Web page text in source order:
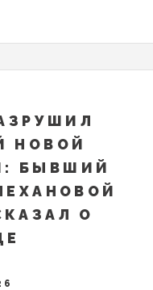
НОВОЙ
БЫВШИЙ
О